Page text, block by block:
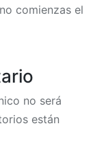
comienzas el
no será
están